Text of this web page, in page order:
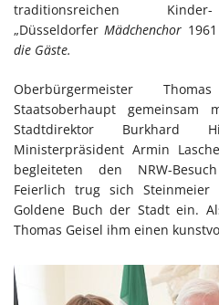
traditionsreichen
„Düsseldorfer Mädchenchor
die Gäste.
Oberbürgermeister
Staatsoberhaupt
Stadtdirektor Burkhard
Ministerpräsident Armin
begleiteten den NRW-
Feierlich trug sich Steinmeier
Goldene Buch der Stadt ein.
Thomas Geisel ihm einen